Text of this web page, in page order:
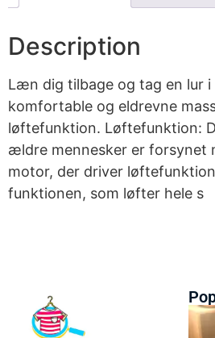
Description
Læn dig tilbage og tag en lur i
komfortable og eldrevne
løftefunktion. Løftefunktion:
ældre mennesker er forsynet
motor, der driver
funktionen, som løfter hele s